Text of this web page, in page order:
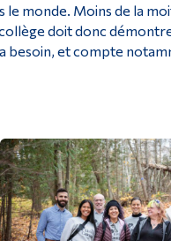
le monde. Moins de la
doit donc
besoin, et compte